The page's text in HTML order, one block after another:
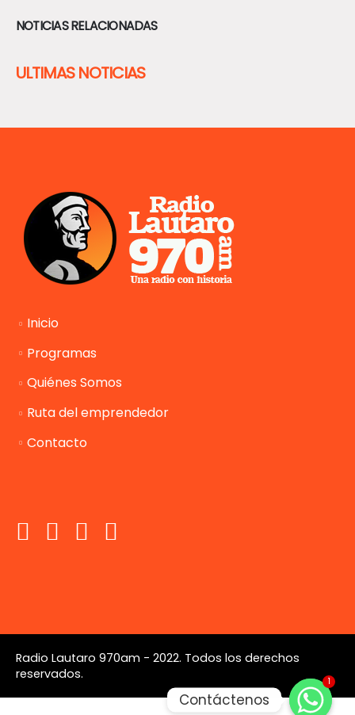
NOTICIAS RELACIONADAS
ULTIMAS NOTICIAS
Inicio
Programas
Quiénes Somos
Ruta del emprendedor
Contacto
Radio Lautaro 970am - 2022. Todos los derechos
reservados.
1
Contáctenos